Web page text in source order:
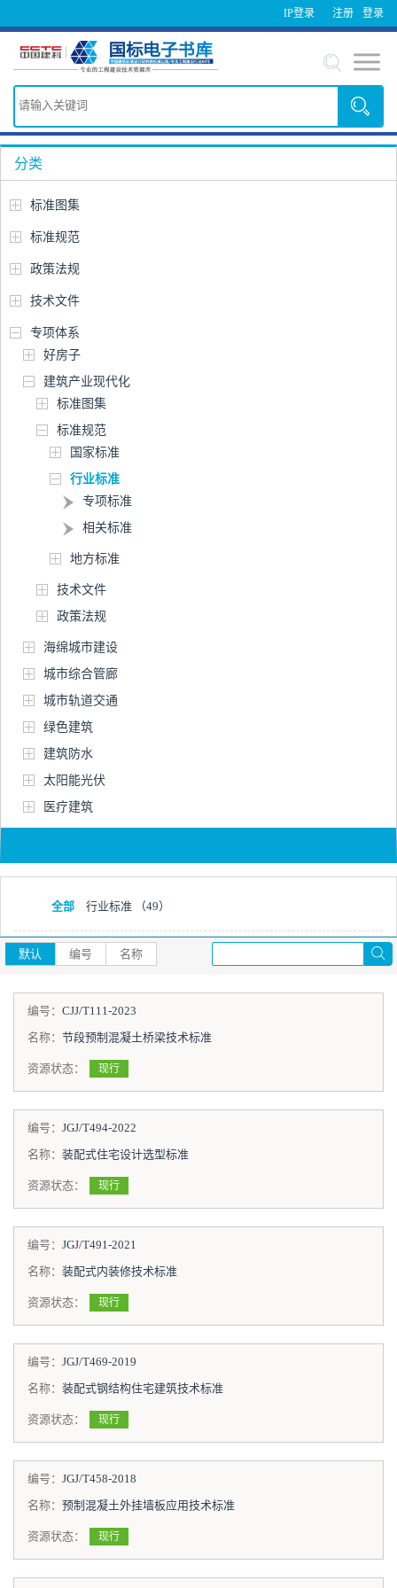
IP登录 登录
注册
分类
标准图集
标准规范
政策法规
技术文件
专项体系
好房子
建筑产业现代化
标准图集
标准规范
国家标准
行业标准
专项标准
相关标准
地方标准
技术文件
政策法规
海绵城市建设
城市综合管廊
城市轨道交通
绿色建筑
建筑防水
太阳能光伏
医疗建筑
全部 行业标准 （49）
默认 编号 名称
编号： CJJ/T111-2023
名称： 节段预制混凝土桥梁技术标准
资源状态： 现行
编号： JGJ/T494-2022
名称： 装配式住宅设计选型标准
资源状态： 现行
编号： JGJ/T491-2021
名称： 装配式内装修技术标准
资源状态： 现行
编号： JGJ/T469-2019
名称： 装配式钢结构住宅建筑技术标准
资源状态： 现行
编号： JGJ/T458-2018
名称： 预制混凝土外挂墙板应用技术标准
资源状态： 现行